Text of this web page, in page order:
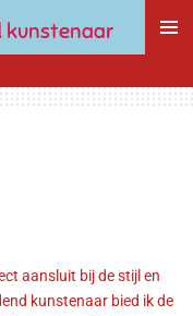
aansluit bij de stijl en
kunstenaar bied ik de